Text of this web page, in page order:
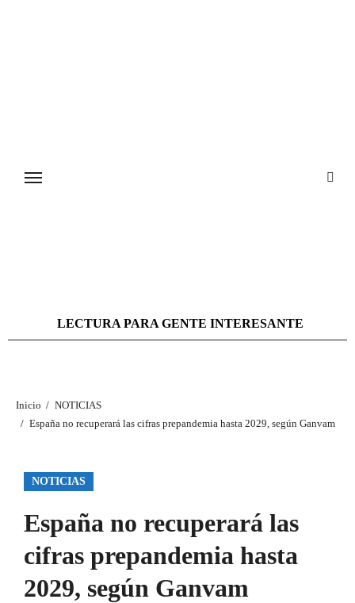
LECTURA PARA GENTE INTERESANTE
Inicio
NOTICIAS
España no recuperará las cifras prepandemia hasta 2029, según Ganvam
NOTICIAS
España no recuperará las
cifras prepandemia hasta
2029, según Ganvam